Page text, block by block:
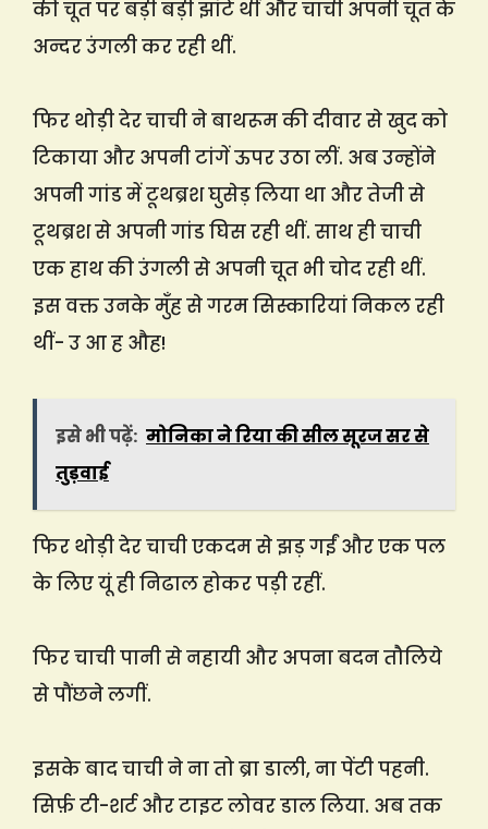
की चूत पर बड़ी बड़ी झांटें थीं और चाची अपनी चूत के
अन्दर उंगली कर रही थीं.
फिर थोड़ी देर चाची ने बाथरूम की दीवार से खुद को
टिकाया और अपनी टांगें ऊपर उठा लीं. अब उन्होंने
अपनी गांड में टूथब्रश घुसेड़ लिया था और तेजी से
टूथब्रश से अपनी गांड घिस रही थीं. साथ ही चाची
एक हाथ की उंगली से अपनी चूत भी चोद रही थीं.
इस वक्त उनके मुँह से गरम सिस्कारियां निकल रही
थीं- उ आ ह औह!
इसे भी पढ़ें: मोनिका ने रिया की सील सूरज सर से
तुड़वाई
फिर थोड़ी देर चाची एकदम से झड़ गईं और एक पल
के लिए यूं ही निढाल होकर पड़ी रहीं.
फिर चाची पानी से नहायी और अपना बदन तौलिये
से पौंछने लगीं.
इसके बाद चाची ने ना तो ब्रा डाली, ना पेंटी पहनी.
सिर्फ़ टी-शर्ट और टाइट लोवर डाल लिया. अब तक